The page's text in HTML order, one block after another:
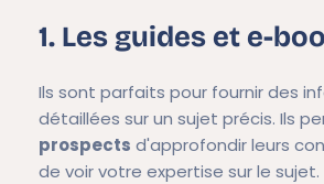
1. Les guides et e-
Ils sont parfaits pour fournir des
détaillées sur un sujet précis. Ils
prospects d'approfondir leurs
de voir votre expertise sur le sujet.